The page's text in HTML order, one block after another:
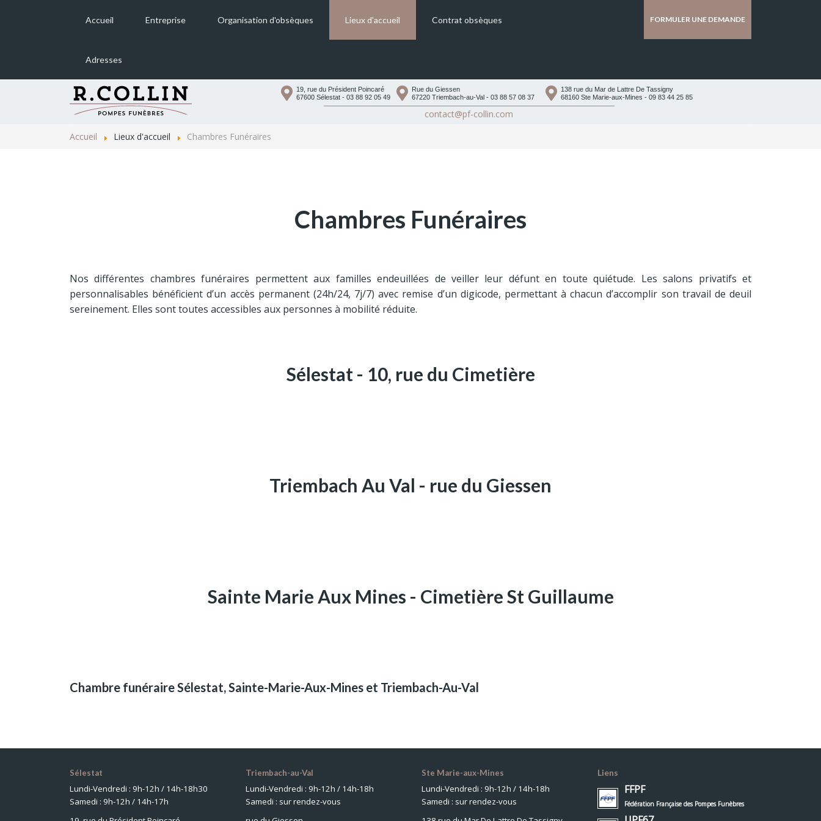
Accueil Entreprise Organisation d'obsèques Lieux d'accueil
Chambres Funéraires
Salles de cérémonie
Contrat obsèques
Adresses
Sélestat
FORMULER UNE DEMANDE
19, rue du Président Poincaré
67600 Sélestat - 03 88 92 05 49
Rue du Giessen
67220 Triembach-au-Val - 03 88 57 08 37
138 rue du Mar de Lattre De Tassigny
68160 Ste Marie-aux-Mines - 09 83 44 25 85
contact@pf-collin.com
Accueil
Lieux d'accueil Chambres Funéraires
Chambres Funéraires
Nos différentes chambres funéraires permettent aux familles endeuillées de veiller leur défunt en toute quiétude. Les salons privatifs et
personnalisables bénéficient d’un accès permanent (24h/24, 7j/7) avec remise d’un digicode, permettant à chacun d’accomplir son travail de deuil
sereinement. Elles sont toutes accessibles aux personnes à mobilité réduite.
Sélestat - 10, rue du Cimetière
Triembach Au Val - rue du Giessen
Sainte Marie Aux Mines - Cimetière St Guillaume
Chambre funéraire Sélestat, Sainte-Marie-Aux-Mines et Triembach-Au-Val
Sélestat
Lundi-Vendredi : 9h-12h / 14h-18h30
Samedi : 9h-12h / 14h-17h
Triembach-au-Val
Lundi-Vendredi : 9h-12h / 14h-18h
Samedi : sur rendez-vous
Ste Marie-aux-Mines
Lundi-Vendredi : 9h-12h / 14h-18h
Samedi : sur rendez-vous
Liens
FFPF
Fédération Française des Pompes Funèbres